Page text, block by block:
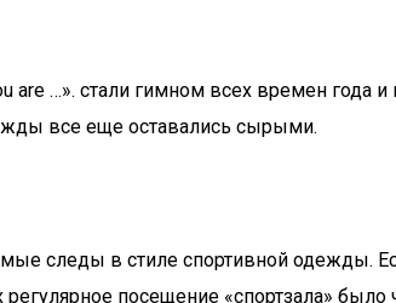
are …». стали гимном всех времен
все еще оставались сырыми.
следы в стиле спортивной одежды.
посещение «спортзала»